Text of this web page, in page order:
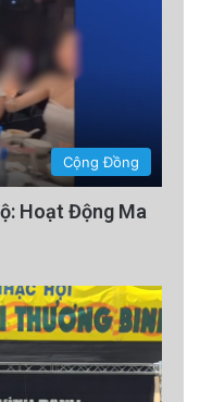
Cộng Đồng
Hoạt Động Ma